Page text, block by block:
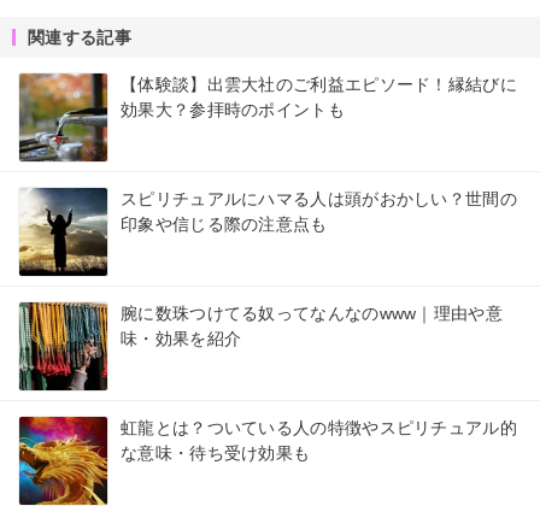
関連する記事
【体験談】出雲大社のご利益エピソード！縁結びに
効果大？参拝時のポイントも
スピリチュアルにハマる人は頭がおかしい？世間の
印象や信じる際の注意点も
腕に数珠つけてる奴ってなんなのwww｜理由や意
味・効果を紹介
虹龍とは？ついている人の特徴やスピリチュアル的
な意味・待ち受け効果も